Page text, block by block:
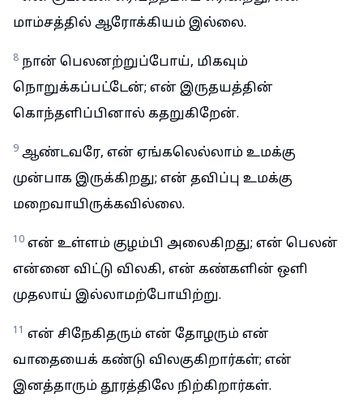
மாம்சத்தில் ஆரோக்கியம் இல்லை.
8 நான் பெலனற்றுப்போய், மிகவும்
நொறுக்கப்பட்டேன்; என் இருதயத்தின்
கொந்தளிப்பினால் கதறுகிறேன்.
9 ஆண்டவரே, என் ஏங்கலெல்லாம் உமக்கு
முன்பாக இருக்கிறது; என் தவிப்பு உமக்கு
மறைவாயிருக்கவில்லை.
10 என் உள்ளம் குழம்பி அலைகிறது; என் பெலன்
என்னை விட்டு விலகி, என் கண்களின் ஒளி
முதலாய் இல்லாமற்போயிற்று.
11 என் சிநேகிதரும் என் தோழரும் என்
வாதையைக் கண்டு விலகுகிறார்கள்; என்
இனத்தாரும் தூரத்திலே நிற்கிறார்கள்.